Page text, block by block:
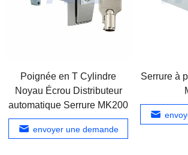
Poignée en T Cylindre
Noyau Écrou Distributeur
automatique Serrure MK200
envoyer une demande
Serrure à